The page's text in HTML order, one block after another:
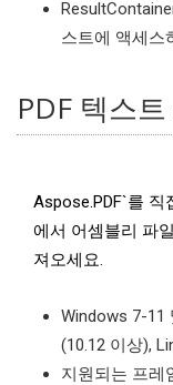
스트에 액세스
PDF 텍스
Aspose.PDF`를
에서 어셈블리 파
져오세요.
Windows 7-11
(10.12 이상),
지원되는 프레